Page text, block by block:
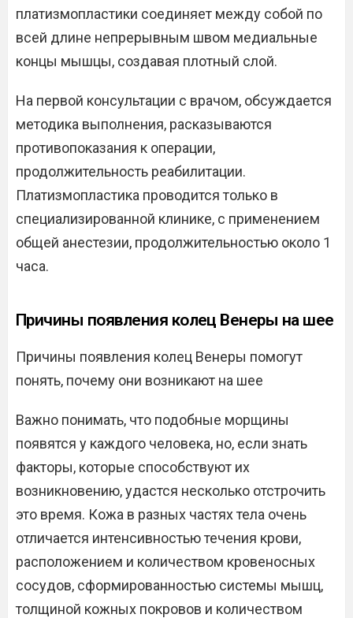
платизмопластики соединяет между собой по
всей длине непрерывным швом медиальные
концы мышцы, создавая плотный слой.
На первой консультации с врачом, обсуждается
методика выполнения, расказываются
противопоказания к операции,
продолжительность реабилитации.
Платизмопластика проводится только в
специализированной клинике, с применением
общей анестезии, продолжительностью около 1
часа.
Причины появления колец Венеры на шее
Причины появления колец Венеры помогут
понять, почему они возникают на шее
Важно понимать, что подобные морщины
появятся у каждого человека, но, если знать
факторы, которые способствуют их
возникновению, удастся несколько отстрочить
это время. Кожа в разных частях тела очень
отличается интенсивностью течения крови,
расположением и количеством кровеносных
сосудов, сформированностью системы мышц,
толщиной кожных покровов и количеством